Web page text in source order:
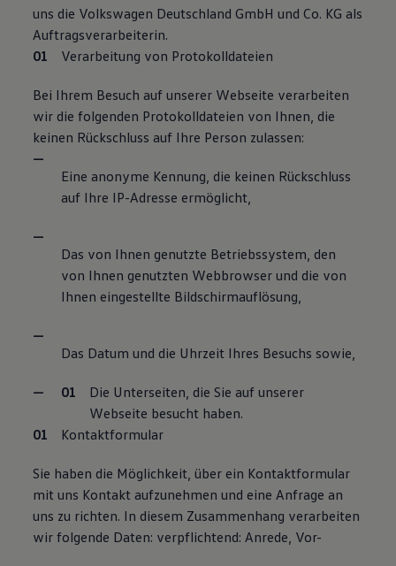
Bulli Magazin
Fahrzeugabholung ab Werk
Uptime
uns die Volkswagen Deutschland GmbH und Co. KG als
Auftragsverarbeiterin.
Verarbeitung von Protokolldateien
Bei Ihrem Besuch auf unserer Webseite verarbeiten
wir die folgenden Protokolldateien von Ihnen, die
keinen Rückschluss auf Ihre Person zulassen:
Eine anonyme Kennung, die keinen Rückschluss
auf Ihre IP-Adresse ermöglicht,
Das von Ihnen genutzte Betriebssystem, den
von Ihnen genutzten Webbrowser und die von
Ihnen eingestellte Bildschirmauflösung,
Das Datum und die Uhrzeit Ihres Besuchs sowie,
Die Unterseiten, die Sie auf unserer
Webseite besucht haben.
Kontaktformular
Sie haben die Möglichkeit, über ein Kontaktformular
mit uns Kontakt aufzunehmen und eine Anfrage an
uns zu richten. In diesem Zusammenhang verarbeiten
wir folgende Daten: verpflichtend: Anrede, Vor-